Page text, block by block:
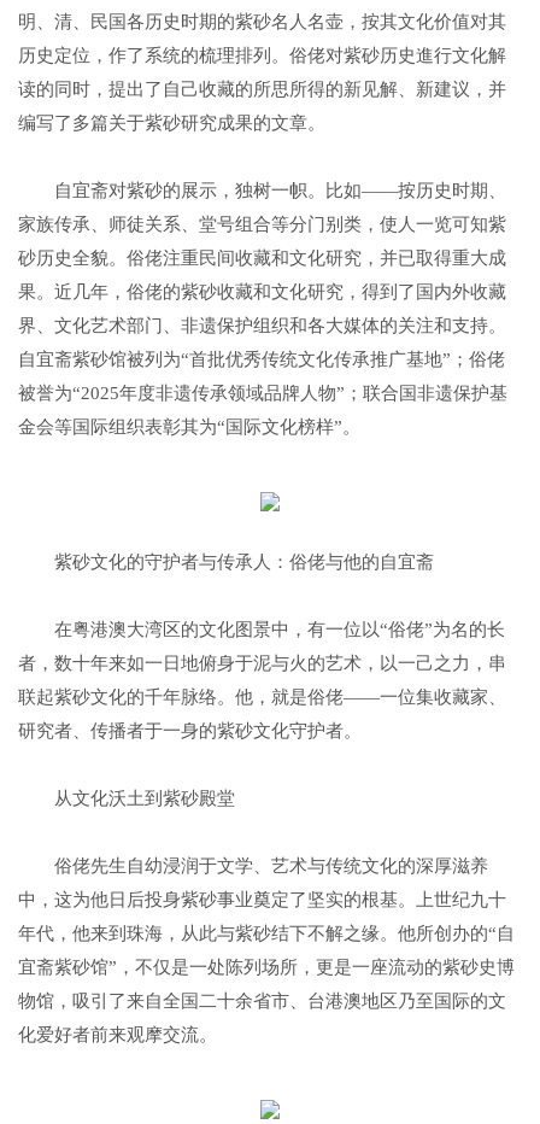
明、清、民国各历史时期的紫砂名人名壶，按其文化价值对其
历史定位，作了系统的梳理排列。俗佬对紫砂历史進行文化解
读的同时，提出了自己收藏的所思所得的新见解、新建议，并
编写了多篇关于紫砂研究成果的文章。
自宜斋对紫砂的展示，独树一帜。比如——按历史时期、
家族传承、师徒关系、堂号组合等分门别类，使人一览可知紫
砂历史全貌。俗佬注重民间收藏和文化研究，并已取得重大成
果。近几年，俗佬的紫砂收藏和文化研究，得到了国内外收藏
界、文化艺术部门、非遗保护组织和各大媒体的关注和支持。
自宜斋紫砂馆被列为“首批优秀传统文化传承推广基地”；俗佬
被誉为“2025年度非遗传承领域品牌人物”；联合国非遗保护基
金会等国际组织表彰其为“国际文化榜样”。
紫砂文化的守护者与传承人：俗佬与他的自宜斋
在粤港澳大湾区的文化图景中，有一位以“俗佬”为名的长
者，数十年来如一日地俯身于泥与火的艺术，以一己之力，串
联起紫砂文化的千年脉络。他，就是俗佬——一位集收藏家、
研究者、传播者于一身的紫砂文化守护者。
从文化沃土到紫砂殿堂
俗佬先生自幼浸润于文学、艺术与传统文化的深厚滋养
中，这为他日后投身紫砂事业奠定了坚实的根基。上世纪九十
年代，他来到珠海，从此与紫砂结下不解之缘。他所创办的“自
宜斋紫砂馆”，不仅是一处陈列场所，更是一座流动的紫砂史博
物馆，吸引了来自全国二十余省市、台港澳地区乃至国际的文
化爱好者前来观摩交流。